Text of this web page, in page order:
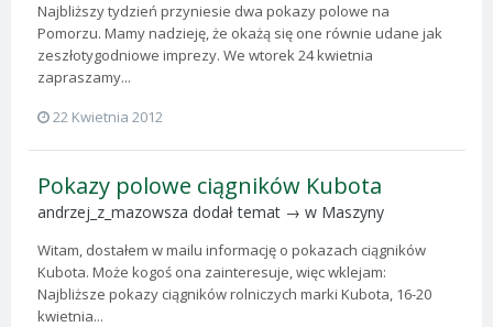
Najbliższy tydzień przyniesie dwa pokazy polowe na
Pomorzu. Mamy nadzieję, że okażą się one równie udane jak
zeszłotygodniowe imprezy. We wtorek 24 kwietnia
zapraszamy...
22 Kwietnia 2012
Pokazy polowe ciągników Kubota
andrzej_z_mazowsza dodał temat → w Maszyny
Witam, dostałem w mailu informację o pokazach ciągników
Kubota. Może kogoś ona zainteresuje, więc wklejam:
Najbliższe pokazy ciągników rolniczych marki Kubota, 16-20
kwietnia...